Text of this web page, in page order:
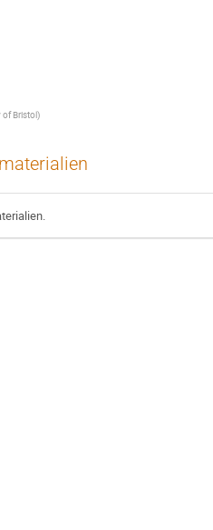
of Bristol)